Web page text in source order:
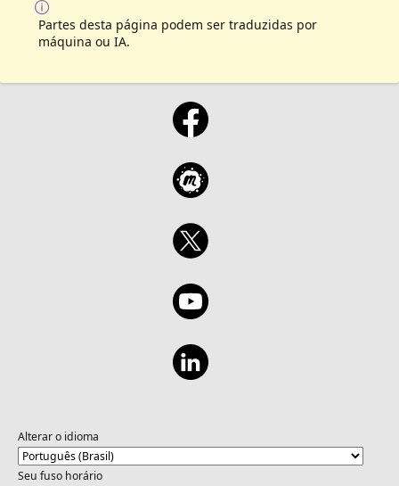
Partes desta página podem ser traduzidas por
máquina ou IA.
Alterar o idioma
Seu fuso horário